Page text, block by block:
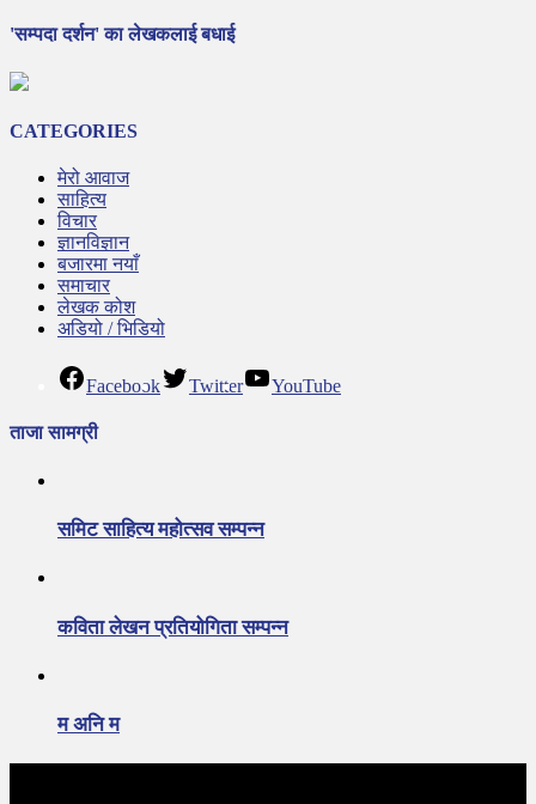
'सम्पदा दर्शन' का लेखकलाई बधाई
CATEGORIES
मेरो आवाज
साहित्य
विचार
ज्ञानविज्ञान
बजारमा नयाँ
समाचार
लेखक कोश
अडियो / भिडियो
Facebook Twitter YouTube
ताजा सामग्री
समिट साहित्य महोत्सव सम्पन्न
कविता लेखन प्रतियोगिता सम्पन्न
म अनि म